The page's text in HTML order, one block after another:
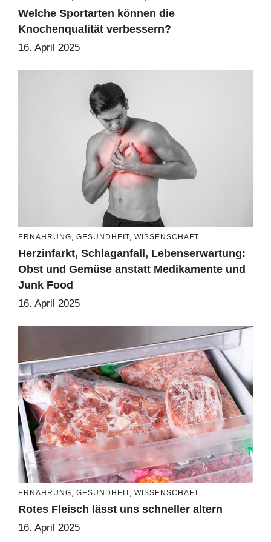
Welche Sportarten können die
Knochenqualität verbessern?
16. April 2025
ERNÄHRUNG GESUNDHEIT WISSENSCHAFT
Herzinfarkt, Schlaganfall, Lebenserwartung:
Obst und Gemüse anstatt Medikamente und
Junk Food
16. April 2025
ERNÄHRUNG, GESUNDHEIT, WISSENSCHAFT
Rotes Fleisch lässt uns schneller altern
16. April 2025